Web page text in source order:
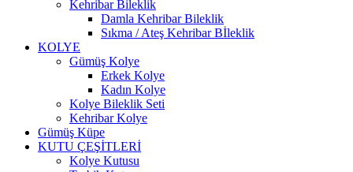
Kehribar Bileklik
Damla Kehribar Bileklik
Sıkma / Ateş Kehribar Bİleklik
KOLYE
Gümüş Kolye
Erkek Kolye
Kadın Kolye
Kolye Bileklik Seti
Kehribar Kolye
Gümüş Küpe
KUTU ÇEŞİTLERİ
Kolye Kutusu